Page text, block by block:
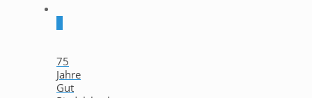
75
Jahre
Gut